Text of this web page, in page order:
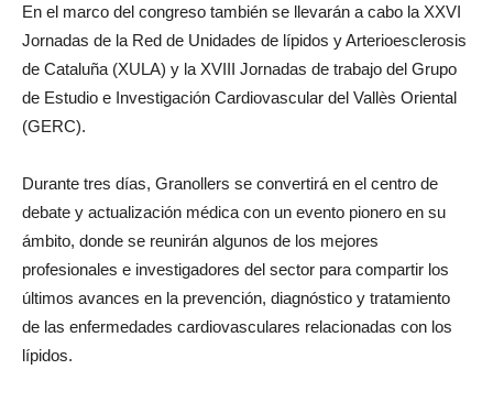
En el marco del congreso también se llevarán a cabo la XXVI
Jornadas de la Red de Unidades de lípidos y Arterioesclerosis
de Cataluña (XULA) y la XVIII Jornadas de trabajo del Grupo
de Estudio e Investigación Cardiovascular del Vallès Oriental
(GERC).
Durante tres días, Granollers se convertirá en el centro de
debate y actualización médica con un evento pionero en su
ámbito, donde se reunirán algunos de los mejores
profesionales e investigadores del sector para compartir los
últimos avances en la prevención, diagnóstico y tratamiento
de las enfermedades cardiovasculares relacionadas con los
lípidos.